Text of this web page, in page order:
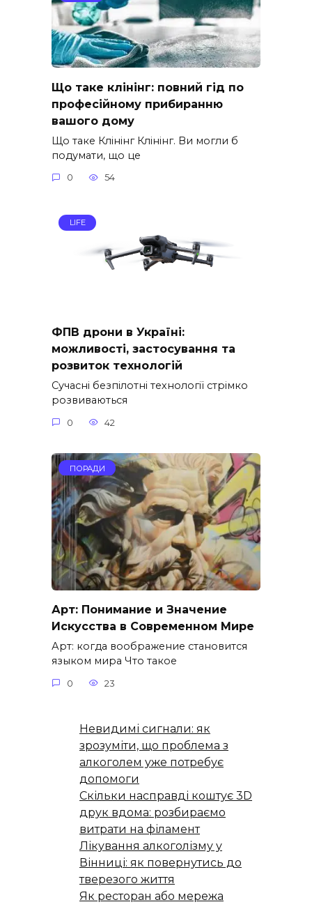
Що таке клінінг: повний гід по
професійному прибиранню
вашого дому
Що таке Клінінг Клінінг. Ви могли б
подумати, що це
0 54
LIFE
ФПВ дрони в Україні:
можливості, застосування та
розвиток технологій
Сучасні безпілотні технології стрімко
розвиваються
0 42
ПОРАДИ
Арт: Понимание и Значение
Искусства в Современном Мире
Арт: когда воображение становится
языком мира Что такое
0 23
Невидимі сигнали: як
зрозуміти, що проблема з
алкоголем уже потребує
допомоги
Скільки насправді коштує 3D
друк вдома: розбираємо
витрати на філамент
Лікування алкоголізму у
Вінниці: як повернутись до
тверезого життя
Як ресторан або мережа